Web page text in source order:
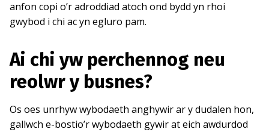
anfon copi o’r adroddiad atoch ond bydd yn rhoi
gwybod i chi ac yn egluro pam.
Ai chi yw perchennog neu
reolwr y busnes?
Os oes unrhyw wybodaeth anghywir ar y dudalen hon,
gallwch e-bostio’r wybodaeth gywir at eich awdurdod